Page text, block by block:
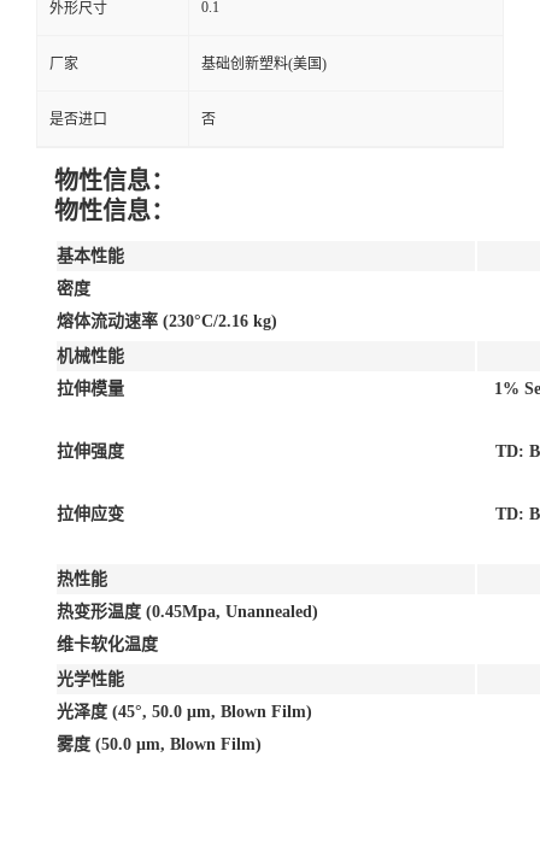
外形尺寸 0.1
厂家 基础创新塑料(美国)
是否进口 否
物性信息：
物性信息：
基本性能
密度
熔体流动速率 (230°C/2.16 kg)
机械性能
拉伸模量
1%
拉伸强度 TD:
拉伸应变 TD:
热性能
热变形温度 (0.45Mpa, Unannealed)
维卡软化温度
光学性能
光泽度 (45°, 50.0 μm, Blown Film)
雾度 (50.0 μm, Blown Film)